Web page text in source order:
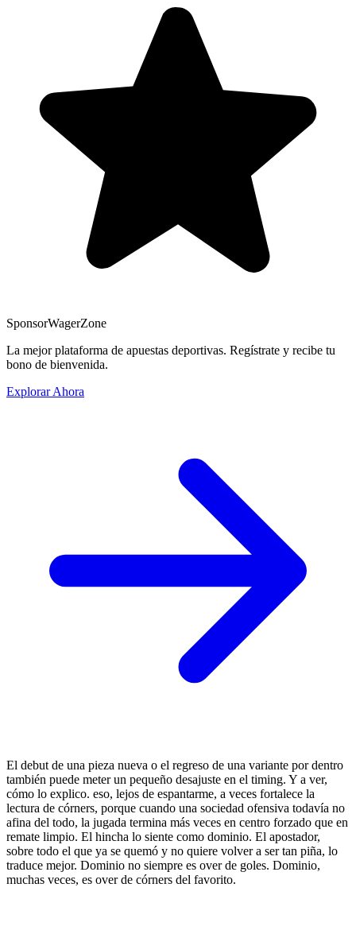
SponsorWagerZone
La mejor plataforma de apuestas deportivas. Regístrate y recibe tu
bono de bienvenida.
Explorar Ahora
El debut de una pieza nueva o el regreso de una variante por dentro
también puede meter un pequeño desajuste en el timing. Y a ver,
cómo lo explico. eso, lejos de espantarme, a veces fortalece la
lectura de córners, porque cuando una sociedad ofensiva todavía no
afina del todo, la jugada termina más veces en centro forzado que en
remate limpio. El hincha lo siente como dominio. El apostador,
sobre todo el que ya se quemó y no quiere volver a ser tan piña, lo
traduce mejor. Dominio no siempre es over de goles. Dominio,
muchas veces, es over de córners del favorito.